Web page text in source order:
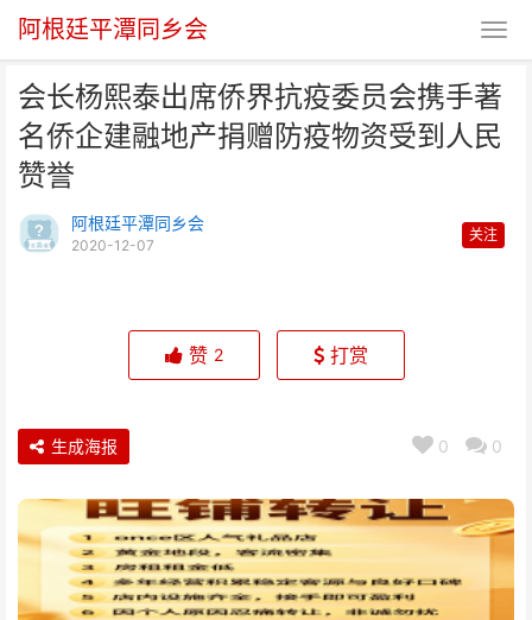
阿根廷平潭同乡会
会长杨熙泰出席侨界抗疫委员会携手著
名侨企建融地产捐赠防疫物资受到人民
赞誉
阿根廷平潭同乡会
2020-12-07
关注
赞 2 打赏
0 0
生成海报